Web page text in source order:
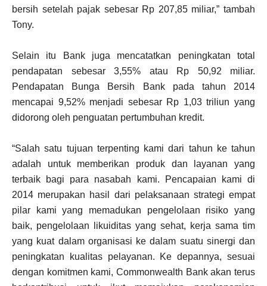
bersih setelah pajak sebesar Rp 207,85 miliar,” tambah
Tony.
Selain itu Bank juga mencatatkan peningkatan total
pendapatan sebesar 3,55% atau Rp 50,92 miliar.
Pendapatan Bunga Bersih Bank pada tahun 2014
mencapai 9,52% menjadi sebesar Rp 1,03 triliun yang
didorong oleh penguatan pertumbuhan kredit.
“Salah satu tujuan terpenting kami dari tahun ke tahun
adalah untuk memberikan produk dan layanan yang
terbaik bagi para nasabah kami. Pencapaian kami di
2014 merupakan hasil dari pelaksanaan strategi empat
pilar kami yang memadukan pengelolaan risiko yang
baik, pengelolaan likuiditas yang sehat, kerja sama tim
yang kuat dalam organisasi ke dalam suatu sinergi dan
peningkatan kualitas pelayanan. Ke depannya, sesuai
dengan komitmen kami, Commonwealth Bank akan terus